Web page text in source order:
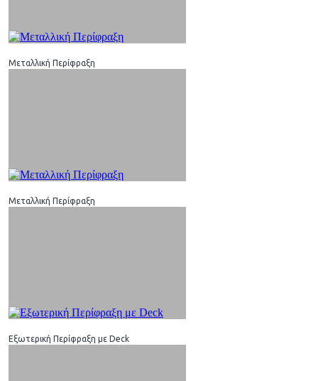
Μεταλλική Περίφραξη
Μεταλλική Περίφραξη
Εξωτερική Περίφραξη με Deck